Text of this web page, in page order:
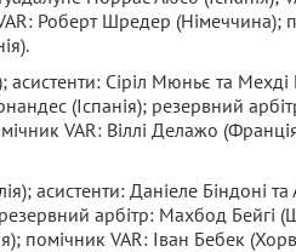
Роберт Шредер (Німеччина);
Сіріл Мюньє та Мехді
(Іспанія); резервний
VAR: Віллі Делажо
асистенти: Даніеле Біндоні та
арбітр: Махбод Бейгі
помічник VAR: Іван Бебек